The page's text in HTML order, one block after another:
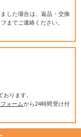
した場合は、返品・交換
までご連絡ください。
ります。
ォームから24時間受け付